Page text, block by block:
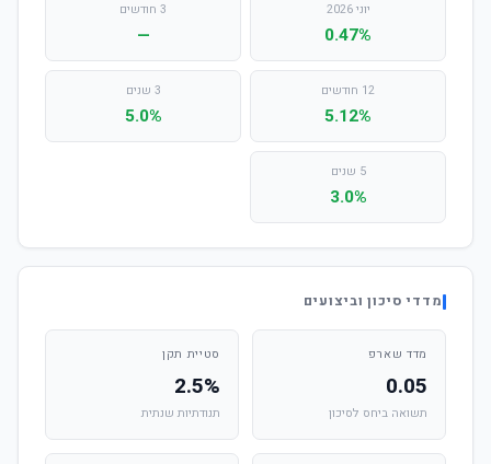
יוני 2026
0.47%
3 חודשים
—
12 חודשים
5.12%
3 שנים
5.0%
5 שנים
3.0%
מדדי סיכון וביצועים
מדד שארפ
0.05
תשואה ביחס לסיכון
סטיית תקן
2.5%
תנודתיות שנתית